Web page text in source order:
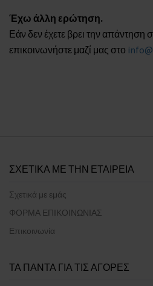
Έχω άλλη ερώτηση.
Εάν δεν έχετε βρει την απάντηση
επικοινωνήστε μαζί μας στο
ΣΧΕΤΙΚΑ ΜΕ ΤΗΝ ΕΤΑΙΡΕΙΑ
Σχετικά με εμάς
ΦΟΡΜΑ ΕΠΙΚΟΙΝΩΝΙΑΣ
Επικοινωνία
ΤΑ ΠΑΝΤΑ ΓΙΑ ΤΙΣ ΑΓΟΡΕΣ